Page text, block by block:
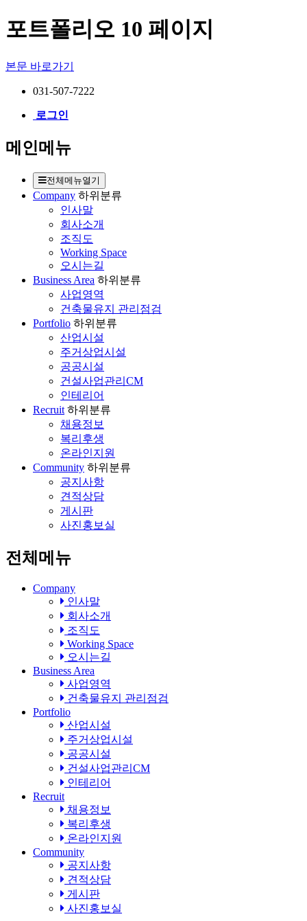
포트폴리오 10 페이지
본문 바로가기
031-507-7222
로그인
메인메뉴
전체메뉴열기
Company 하위분류
인사말
회사소개
조직도
Working Space
오시는길
Business Area 하위분류
사업영역
건축물유지 관리점검
Portfolio 하위분류
산업시설
주거상업시설
공공시설
건설사업관리CM
인테리어
Recruit 하위분류
채용정보
복리후생
온라인지원
Community 하위분류
공지사항
견적상담
게시판
사진홍보실
전체메뉴
Company
인사말
회사소개
조직도
Working Space
오시는길
Business Area
사업영역
건축물유지 관리점검
Portfolio
산업시설
주거상업시설
공공시설
건설사업관리CM
인테리어
Recruit
채용정보
복리후생
온라인지원
Community
공지사항
견적상담
게시판
사진홍보실